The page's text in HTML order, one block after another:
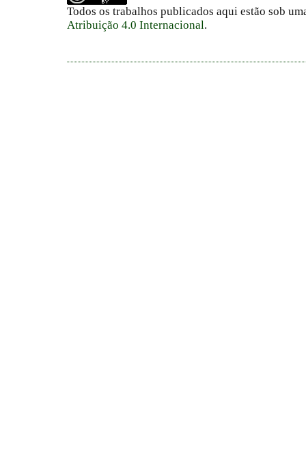
Todos os trabalhos publicados aqui estão sob
Atribuição 4.0 Internacional.